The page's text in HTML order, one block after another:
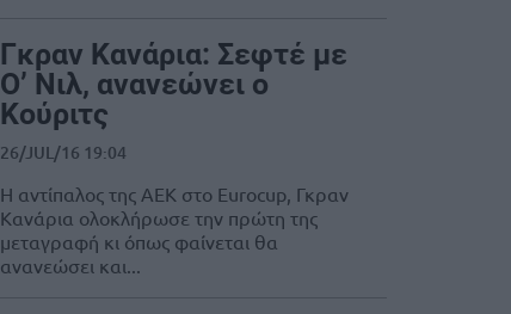
Γκραν Κανάρια: Σεφτέ με
Ο’ Νιλ, ανανεώνει ο
Κούριτς
26/JUL/16 19:04
Η αντίπαλος της ΑΕΚ στο Eurocup, Γκραν
Κανάρια ολοκλήρωσε την πρώτη της
μεταγραφή κι όπως φαίνεται θα
ανανεώσει και...